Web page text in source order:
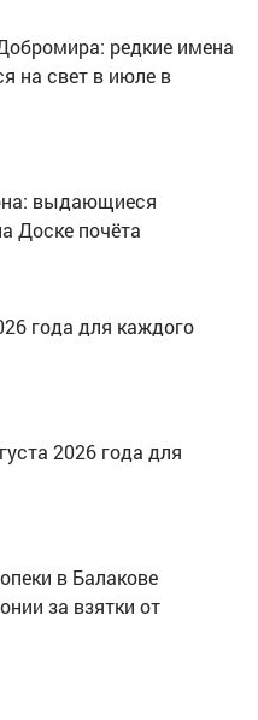
редкие имена
на свет в июле в
выдающиеся
Доске почёта
года для каждого
2026 года для
в Балакове
за взятки от